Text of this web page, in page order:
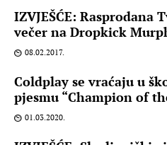
IZVJEŠĆE:
večer na Dropkick
08.02.2017.
Coldplay se vraćaju u
pjesmu “Champion of
01.03.2020.